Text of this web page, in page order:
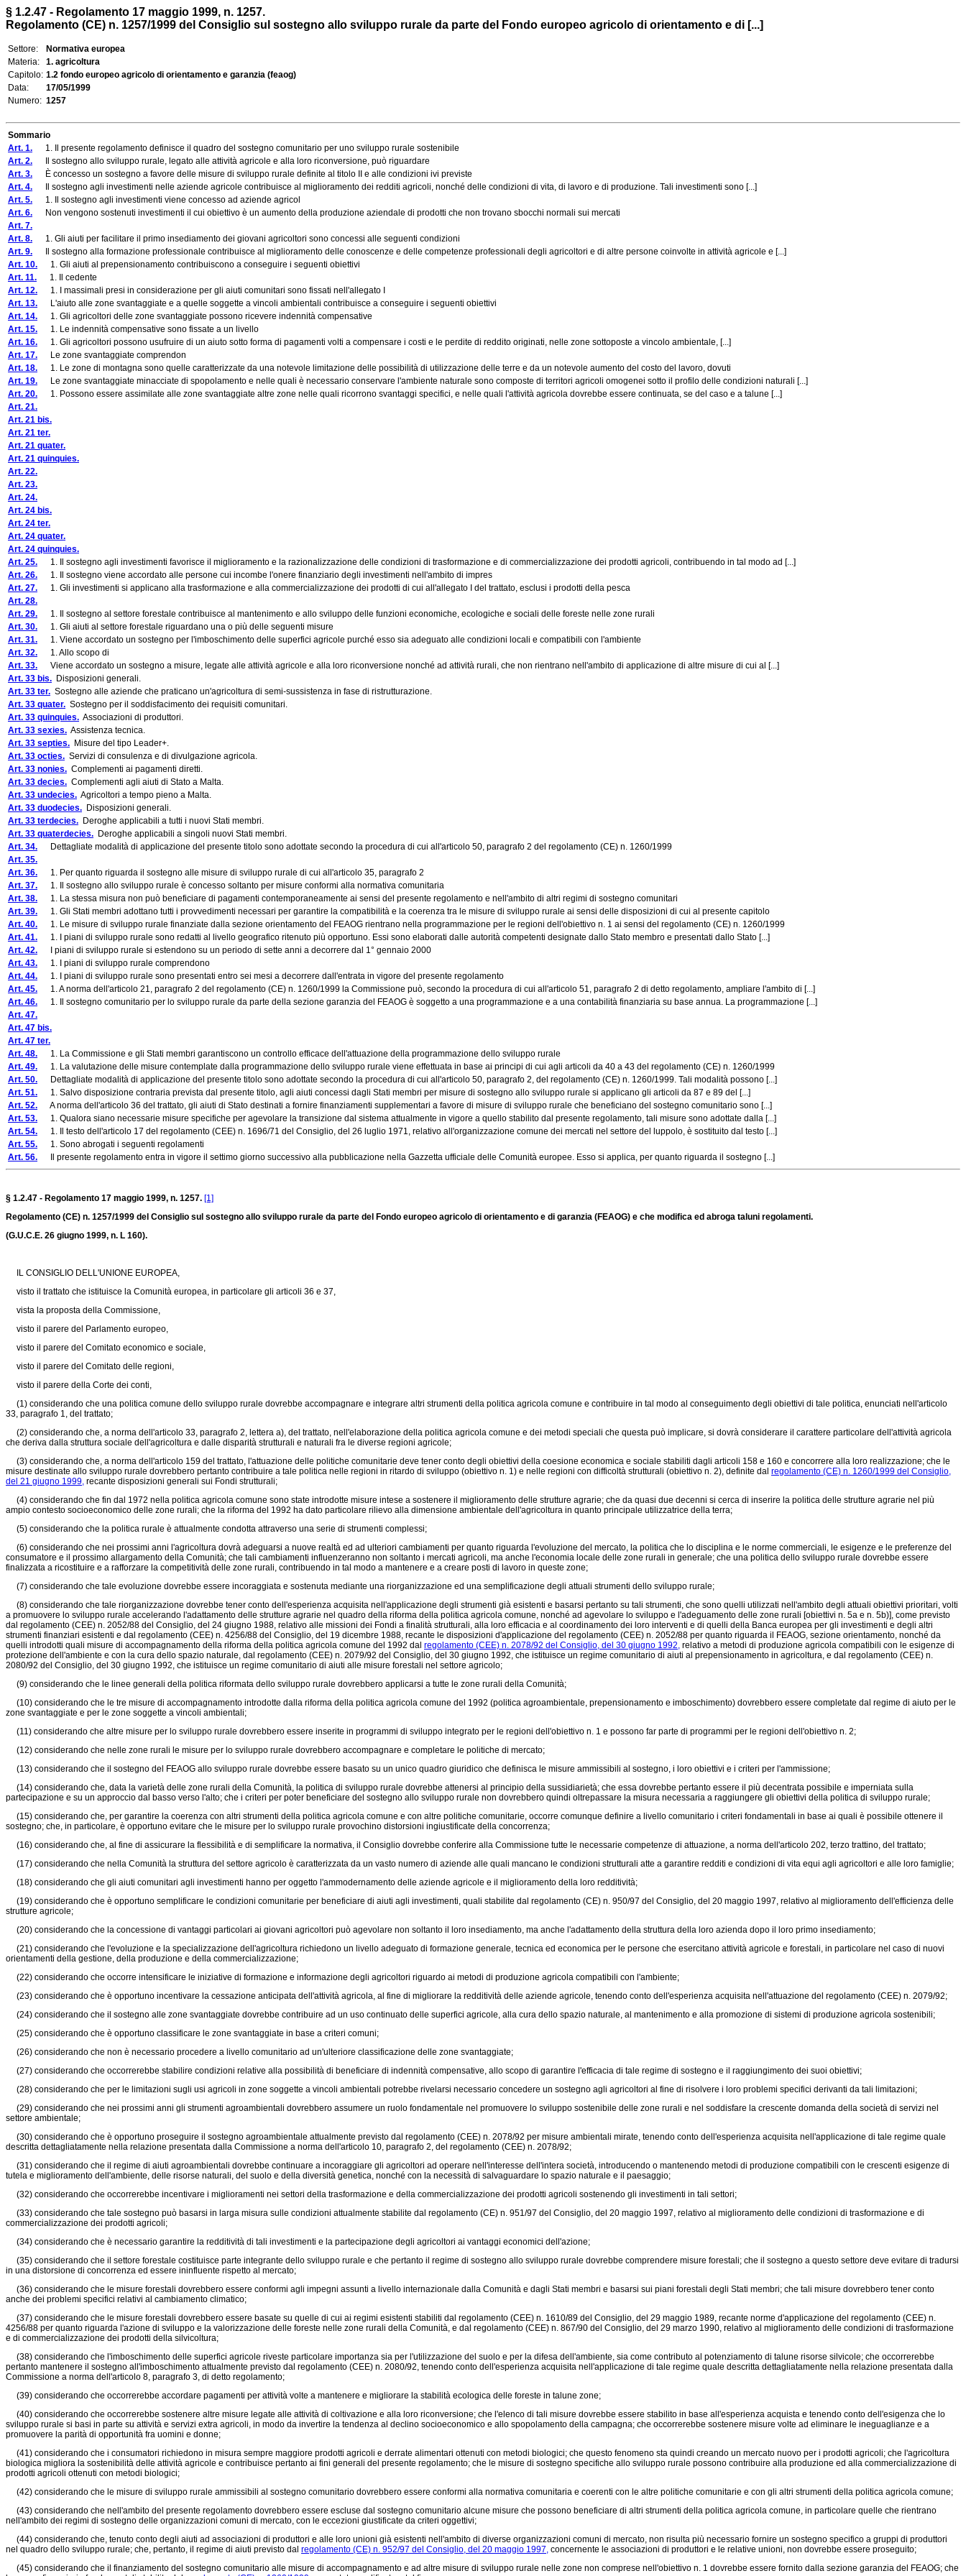
§ 1.2.47 - Regolamento 17 maggio 1999, n. 1257.
Regolamento (CE) n. 1257/1999 del Consiglio sul sostegno allo sviluppo rurale da parte del Fondo europeo agricolo di orientamento e di [...]
Settore:
Normativa europea
Materia:
1. agricoltura
Capitolo: 1.2 fondo europeo agricolo di orientamento e garanzia (feaog)
Data:
17/05/1999
Numero: 1257
Sommario
Art. 1. 1. Il presente regolamento definisce il quadro del sostegno comunitario per uno sviluppo rurale sostenibile
Art. 2. Il sostegno allo sviluppo rurale, legato alle attività agricole e alla loro riconversione, può riguardare
Art. 3. È concesso un sostegno a favore delle misure di sviluppo rurale definite al titolo II e alle condizioni ivi previste
Art. 4. Il sostegno agli investimenti nelle aziende agricole contribuisce al miglioramento dei redditi agricoli, nonché delle condizioni di vita, di lavoro e di produzione. Tali investimenti sono [...]
Art. 5. 1. Il sostegno agli investimenti viene concesso ad aziende agricol
Art. 6. Non vengono sostenuti investimenti il cui obiettivo è un aumento della produzione aziendale di prodotti che non trovano sbocchi normali sui mercati
Art. 7.
Art. 8. 1. Gli aiuti per facilitare il primo insediamento dei giovani agricoltori sono concessi alle seguenti condizioni
Art. 9. Il sostegno alla formazione professionale contribuisce al miglioramento delle conoscenze e delle competenze professionali degli agricoltori e di altre persone coinvolte in attività agricole e [...]
Art. 10. 1. Gli aiuti al prepensionamento contribuiscono a conseguire i seguenti obiettivi
Art. 11. 1. Il cedente
Art. 12. 1. I massimali presi in considerazione per gli aiuti comunitari sono fissati nell'allegato I
Art. 13. L'aiuto alle zone svantaggiate e a quelle soggette a vincoli ambientali contribuisce a conseguire i seguenti obiettivi
Art. 14. 1. Gli agricoltori delle zone svantaggiate possono ricevere indennità compensative
Art. 15. 1. Le indennità compensative sono fissate a un livello
Art. 16. 1. Gli agricoltori possono usufruire di un aiuto sotto forma di pagamenti volti a compensare i costi e le perdite di reddito originati, nelle zone sottoposte a vincolo ambientale, [...]
Art. 17. Le zone svantaggiate comprendon
Art. 18. 1. Le zone di montagna sono quelle caratterizzate da una notevole limitazione delle possibilità di utilizzazione delle terre e da un notevole aumento del costo del lavoro, dovuti
Art. 19. Le zone svantaggiate minacciate di spopolamento e nelle quali è necessario conservare l'ambiente naturale sono composte di territori agricoli omogenei sotto il profilo delle condizioni naturali [...]
Art. 20. 1. Possono essere assimilate alle zone svantaggiate altre zone nelle quali ricorrono svantaggi specifici, e nelle quali l'attività agricola dovrebbe essere continuata, se del caso e a talune [...]
Art. 21.
Art. 21 bis.
Art. 21 ter.
Art. 21 quater.
Art. 21 quinquies.
Art. 22.
Art. 23.
Art. 24.
Art. 24 bis.
Art. 24 ter.
Art. 24 quater.
Art. 24 quinquies.
Art. 25. 1. Il sostegno agli investimenti favorisce il miglioramento e la razionalizzazione delle condizioni di trasformazione e di commercializzazione dei prodotti agricoli, contribuendo in tal modo ad [...]
Art. 26. 1. Il sostegno viene accordato alle persone cui incombe l'onere finanziario degli investimenti nell'ambito di impres
Art. 27. 1. Gli investimenti si applicano alla trasformazione e alla commercializzazione dei prodotti di cui all'allegato I del trattato, esclusi i prodotti della pesca
Art. 28.
Art. 29. 1. Il sostegno al settore forestale contribuisce al mantenimento e allo sviluppo delle funzioni economiche, ecologiche e sociali delle foreste nelle zone rurali
Art. 30. 1. Gli aiuti al settore forestale riguardano una o più delle seguenti misure
Art. 31. 1. Viene accordato un sostegno per l'imboschimento delle superfici agricole purché esso sia adeguato alle condizioni locali e compatibili con l'ambiente
Art. 32. 1. Allo scopo di
Art. 33. Viene accordato un sostegno a misure, legate alle attività agricole e alla loro riconversione nonché ad attività rurali, che non rientrano nell'ambito di applicazione di altre misure di cui al [...]
Art. 33 bis. Disposizioni generali.
Art. 33 ter. Sostegno alle aziende che praticano un'agricoltura di semi-sussistenza in fase di ristrutturazione.
Art. 33 quater. Sostegno per il soddisfacimento dei requisiti comunitari.
Art. 33 quinquies. Associazioni di produttori.
Art. 33 sexies. Assistenza tecnica.
Art. 33 septies. Misure del tipo Leader+.
Art. 33 octies. Servizi di consulenza e di divulgazione agricola.
Art. 33 nonies. Complementi ai pagamenti diretti.
Art. 33 decies. Complementi agli aiuti di Stato a Malta.
Art. 33 undecies. Agricoltori a tempo pieno a Malta.
Art. 33 duodecies. Disposizioni generali.
Art. 33 terdecies. Deroghe applicabili a tutti i nuovi Stati membri.
Art. 33 quaterdecies. Deroghe applicabili a singoli nuovi Stati membri.
Art. 34. Dettagliate modalità di applicazione del presente titolo sono adottate secondo la procedura di cui all'articolo 50, paragrafo 2 del regolamento (CE) n. 1260/1999
Art. 35.
Art. 36. 1. Per quanto riguarda il sostegno alle misure di sviluppo rurale di cui all'articolo 35, paragrafo 2
Art. 37. 1. Il sostegno allo sviluppo rurale è concesso soltanto per misure conformi alla normativa comunitaria
Art. 38. 1. La stessa misura non può beneficiare di pagamenti contemporaneamente ai sensi del presente regolamento e nell'ambito di altri regimi di sostegno comunitari
Art. 39. 1. Gli Stati membri adottano tutti i provvedimenti necessari per garantire la compatibilità e la coerenza tra le misure di sviluppo rurale ai sensi delle disposizioni di cui al presente capitolo
Art. 40. 1. Le misure di sviluppo rurale finanziate dalla sezione orientamento del FEAOG rientrano nella programmazione per le regioni dell'obiettivo n. 1 ai sensi del regolamento (CE) n. 1260/1999
Art. 41. 1. I piani di sviluppo rurale sono redatti al livello geografico ritenuto più opportuno. Essi sono elaborati dalle autorità competenti designate dallo Stato membro e presentati dallo Stato [...]
Art. 42. I piani di sviluppo rurale si estendono su un periodo di sette anni a decorrere dal 1° gennaio 2000
Art. 43. 1. I piani di sviluppo rurale comprendono
Art. 44. 1. I piani di sviluppo rurale sono presentati entro sei mesi a decorrere dall'entrata in vigore del presente regolamento
Art. 45. 1. A norma dell'articolo 21, paragrafo 2 del regolamento (CE) n. 1260/1999 la Commissione può, secondo la procedura di cui all'articolo 51, paragrafo 2 di detto regolamento, ampliare l'ambito di [...]
Art. 46. 1. Il sostegno comunitario per lo sviluppo rurale da parte della sezione garanzia del FEAOG è soggetto a una programmazione e a una contabilità finanziaria su base annua. La programmazione [...]
Art. 47.
Art. 47 bis.
Art. 47 ter.
Art. 48. 1. La Commissione e gli Stati membri garantiscono un controllo efficace dell'attuazione della programmazione dello sviluppo rurale
Art. 49. 1. La valutazione delle misure contemplate dalla programmazione dello sviluppo rurale viene effettuata in base ai principi di cui agli articoli da 40 a 43 del regolamento (CE) n. 1260/1999
Art. 50. Dettagliate modalità di applicazione del presente titolo sono adottate secondo la procedura di cui all'articolo 50, paragrafo 2, del regolamento (CE) n. 1260/1999. Tali modalità possono [...]
Art. 51. 1. Salvo disposizione contraria prevista dal presente titolo, agli aiuti concessi dagli Stati membri per misure di sostegno allo sviluppo rurale si applicano gli articoli da 87 e 89 del [...]
Art. 52. A norma dell'articolo 36 del trattato, gli aiuti di Stato destinati a fornire finanziamenti supplementari a favore di misure di sviluppo rurale che beneficiano del sostegno comunitario sono [...]
Art. 53. 1. Qualora siano necessarie misure specifiche per agevolare la transizione dal sistema attualmente in vigore a quello stabilito dal presente regolamento, tali misure sono adottate dalla [...]
Art. 54. 1. Il testo dell'articolo 17 del regolamento (CEE) n. 1696/71 del Consiglio, del 26 luglio 1971, relativo all'organizzazione comune dei mercati nel settore del luppolo, è sostituito dal testo [...]
Art. 55. 1. Sono abrogati i seguenti regolamenti
Art. 56. Il presente regolamento entra in vigore il settimo giorno successivo alla pubblicazione nella Gazzetta ufficiale delle Comunità europee. Esso si applica, per quanto riguarda il sostegno [...]
§ 1.2.47 - Regolamento 17 maggio 1999, n. 1257. [1]
Regolamento (CE) n. 1257/1999 del Consiglio sul sostegno allo sviluppo rurale da parte del Fondo europeo agricolo di orientamento e di garanzia (FEAOG) e che modifica ed abroga taluni regolamenti.
(G.U.C.E. 26 giugno 1999, n. L 160).
IL CONSIGLIO DELL'UNIONE EUROPEA,
visto il trattato che istituisce la Comunità europea, in particolare gli articoli 36 e 37,
vista la proposta della Commissione,
visto il parere del Parlamento europeo,
visto il parere del Comitato economico e sociale,
visto il parere del Comitato delle regioni,
visto il parere della Corte dei conti,
(1) considerando che una politica comune dello sviluppo rurale dovrebbe accompagnare e integrare altri strumenti della politica agricola comune e contribuire in tal modo al conseguimento degli obiettivi di tale politica, enunciati nell'articolo
33, paragrafo 1, del trattato;
(2) considerando che, a norma dell'articolo 33, paragrafo 2, lettera a), del trattato, nell'elaborazione della politica agricola comune e dei metodi speciali che questa può implicare, si dovrà considerare il carattere particolare dell'attività agricola
che deriva dalla struttura sociale dell'agricoltura e dalle disparità strutturali e naturali fra le diverse regioni agricole;
(3) considerando che, a norma dell'articolo 159 del trattato, l'attuazione delle politiche comunitarie deve tener conto degli obiettivi della coesione economica e sociale stabiliti dagli articoli 158 e 160 e concorrere alla loro realizzazione; che le
misure destinate allo sviluppo rurale dovrebbero pertanto contribuire a tale politica nelle regioni in ritardo di sviluppo (obiettivo n. 1) e nelle regioni con difficoltà strutturali (obiettivo n. 2), definite dal regolamento (CE) n. 1260/1999 del Consiglio,
del 21 giugno 1999, recante disposizioni generali sui Fondi strutturali;
(4) considerando che fin dal 1972 nella politica agricola comune sono state introdotte misure intese a sostenere il miglioramento delle strutture agrarie; che da quasi due decenni si cerca di inserire la politica delle strutture agrarie nel più
ampio contesto socioeconomico delle zone rurali; che la riforma del 1992 ha dato particolare rilievo alla dimensione ambientale dell'agricoltura in quanto principale utilizzatrice della terra;
(5) considerando che la politica rurale è attualmente condotta attraverso una serie di strumenti complessi;
(6) considerando che nei prossimi anni l'agricoltura dovrà adeguarsi a nuove realtà ed ad ulteriori cambiamenti per quanto riguarda l'evoluzione del mercato, la politica che lo disciplina e le norme commerciali, le esigenze e le preferenze del
consumatore e il prossimo allargamento della Comunità; che tali cambiamenti influenzeranno non soltanto i mercati agricoli, ma anche l'economia locale delle zone rurali in generale; che una politica dello sviluppo rurale dovrebbe essere
finalizzata a ricostituire e a rafforzare la competitività delle zone rurali, contribuendo in tal modo a mantenere e a creare posti di lavoro in queste zone;
(7) considerando che tale evoluzione dovrebbe essere incoraggiata e sostenuta mediante una riorganizzazione ed una semplificazione degli attuali strumenti dello sviluppo rurale;
(8) considerando che tale riorganizzazione dovrebbe tener conto dell'esperienza acquisita nell'applicazione degli strumenti già esistenti e basarsi pertanto su tali strumenti, che sono quelli utilizzati nell'ambito degli attuali obiettivi prioritari, volti
a promuovere lo sviluppo rurale accelerando l'adattamento delle strutture agrarie nel quadro della riforma della politica agricola comune, nonché ad agevolare lo sviluppo e l'adeguamento delle zone rurali [obiettivi n. 5a e n. 5b)], come previsto
dal regolamento (CEE) n. 2052/88 del Consiglio, del 24 giugno 1988, relativo alle missioni dei Fondi a finalità strutturali, alla loro efficacia e al coordinamento dei loro interventi e di quelli della Banca europea per gli investimenti e degli altri
strumenti finanziari esistenti e dal regolamento (CEE) n. 4256/88 del Consiglio, del 19 dicembre 1988, recante le disposizioni d'applicazione del regolamento (CEE) n. 2052/88 per quanto riguarda il FEAOG, sezione orientamento, nonché da
quelli introdotti quali misure di accompagnamento della riforma della politica agricola comune del 1992 dal regolamento (CEE) n. 2078/92 del Consiglio, del 30 giugno 1992, relativo a metodi di produzione agricola compatibili con le esigenze di
protezione dell'ambiente e con la cura dello spazio naturale, dal regolamento (CEE) n. 2079/92 del Consiglio, del 30 giugno 1992, che istituisce un regime comunitario di aiuti al prepensionamento in agricoltura, e dal regolamento (CEE) n.
2080/92 del Consiglio, del 30 giugno 1992, che istituisce un regime comunitario di aiuti alle misure forestali nel settore agricolo;
(9) considerando che le linee generali della politica riformata dello sviluppo rurale dovrebbero applicarsi a tutte le zone rurali della Comunità;
(10) considerando che le tre misure di accompagnamento introdotte dalla riforma della politica agricola comune del 1992 (politica agroambientale, prepensionamento e imboschimento) dovrebbero essere completate dal regime di aiuto per le
zone svantaggiate e per le zone soggette a vincoli ambientali;
(11) considerando che altre misure per lo sviluppo rurale dovrebbero essere inserite in programmi di sviluppo integrato per le regioni dell'obiettivo n. 1 e possono far parte di programmi per le regioni dell'obiettivo n. 2;
(12) considerando che nelle zone rurali le misure per lo sviluppo rurale dovrebbero accompagnare e completare le politiche di mercato;
(13) considerando che il sostegno del FEAOG allo sviluppo rurale dovrebbe essere basato su un unico quadro giuridico che definisca le misure ammissibili al sostegno, i loro obiettivi e i criteri per l'ammissione;
(14) considerando che, data la varietà delle zone rurali della Comunità, la politica di sviluppo rurale dovrebbe attenersi al principio della sussidiarietà; che essa dovrebbe pertanto essere il più decentrata possibile e imperniata sulla
partecipazione e su un approccio dal basso verso l'alto; che i criteri per poter beneficiare del sostegno allo sviluppo rurale non dovrebbero quindi oltrepassare la misura necessaria a raggiungere gli obiettivi della politica di sviluppo rurale;
(15) considerando che, per garantire la coerenza con altri strumenti della politica agricola comune e con altre politiche comunitarie, occorre comunque definire a livello comunitario i criteri fondamentali in base ai quali è possibile ottenere il
sostegno; che, in particolare, è opportuno evitare che le misure per lo sviluppo rurale provochino distorsioni ingiustificate della concorrenza;
(16) considerando che, al fine di assicurare la flessibilità e di semplificare la normativa, il Consiglio dovrebbe conferire alla Commissione tutte le necessarie competenze di attuazione, a norma dell'articolo 202, terzo trattino, del trattato;
(17) considerando che nella Comunità la struttura del settore agricolo è caratterizzata da un vasto numero di aziende alle quali mancano le condizioni strutturali atte a garantire redditi e condizioni di vita equi agli agricoltori e alle loro famiglie;
(18) considerando che gli aiuti comunitari agli investimenti hanno per oggetto l'ammodernamento delle aziende agricole e il miglioramento della loro redditività;
(19) considerando che è opportuno semplificare le condizioni comunitarie per beneficiare di aiuti agli investimenti, quali stabilite dal regolamento (CE) n. 950/97 del Consiglio, del 20 maggio 1997, relativo al miglioramento dell'efficienza delle
strutture agricole;
(20) considerando che la concessione di vantaggi particolari ai giovani agricoltori può agevolare non soltanto il loro insediamento, ma anche l'adattamento della struttura della loro azienda dopo il loro primo insediamento;
(21) considerando che l'evoluzione e la specializzazione dell'agricoltura richiedono un livello adeguato di formazione generale, tecnica ed economica per le persone che esercitano attività agricole e forestali, in particolare nel caso di nuovi
orientamenti della gestione, della produzione e della commercializzazione;
(22) considerando che occorre intensificare le iniziative di formazione e informazione degli agricoltori riguardo ai metodi di produzione agricola compatibili con l'ambiente;
(23) considerando che è opportuno incentivare la cessazione anticipata dell'attività agricola, al fine di migliorare la redditività delle aziende agricole, tenendo conto dell'esperienza acquisita nell'attuazione del regolamento (CEE) n. 2079/92;
(24) considerando che il sostegno alle zone svantaggiate dovrebbe contribuire ad un uso continuato delle superfici agricole, alla cura dello spazio naturale, al mantenimento e alla promozione di sistemi di produzione agricola sostenibili;
(25) considerando che è opportuno classificare le zone svantaggiate in base a criteri comuni;
(26) considerando che non è necessario procedere a livello comunitario ad un'ulteriore classificazione delle zone svantaggiate;
(27) considerando che occorrerebbe stabilire condizioni relative alla possibilità di beneficiare di indennità compensative, allo scopo di garantire l'efficacia di tale regime di sostegno e il raggiungimento dei suoi obiettivi;
(28) considerando che per le limitazioni sugli usi agricoli in zone soggette a vincoli ambientali potrebbe rivelarsi necessario concedere un sostegno agli agricoltori al fine di risolvere i loro problemi specifici derivanti da tali limitazioni;
(29) considerando che nei prossimi anni gli strumenti agroambientali dovrebbero assumere un ruolo fondamentale nel promuovere lo sviluppo sostenibile delle zone rurali e nel soddisfare la crescente domanda della società di servizi nel
settore ambientale;
(30) considerando che è opportuno proseguire il sostegno agroambientale attualmente previsto dal regolamento (CEE) n. 2078/92 per misure ambientali mirate, tenendo conto dell'esperienza acquisita nell'applicazione di tale regime quale
descritta dettagliatamente nella relazione presentata dalla Commissione a norma dell'articolo 10, paragrafo 2, del regolamento (CEE) n. 2078/92;
(31) considerando che il regime di aiuti agroambientali dovrebbe continuare a incoraggiare gli agricoltori ad operare nell'interesse dell'intera società, introducendo o mantenendo metodi di produzione compatibili con le crescenti esigenze di
tutela e miglioramento dell'ambiente, delle risorse naturali, del suolo e della diversità genetica, nonché con la necessità di salvaguardare lo spazio naturale e il paesaggio;
(32) considerando che occorrerebbe incentivare i miglioramenti nei settori della trasformazione e della commercializzazione dei prodotti agricoli sostenendo gli investimenti in tali settori;
(33) considerando che tale sostegno può basarsi in larga misura sulle condizioni attualmente stabilite dal regolamento (CE) n. 951/97 del Consiglio, del 20 maggio 1997, relativo al miglioramento delle condizioni di trasformazione e di
commercializzazione dei prodotti agricoli;
(34) considerando che è necessario garantire la redditività di tali investimenti e la partecipazione degli agricoltori ai vantaggi economici dell'azione;
(35) considerando che il settore forestale costituisce parte integrante dello sviluppo rurale e che pertanto il regime di sostegno allo sviluppo rurale dovrebbe comprendere misure forestali; che il sostegno a questo settore deve evitare di tradursi
in una distorsione di concorrenza ed essere ininfluente rispetto al mercato;
(36) considerando che le misure forestali dovrebbero essere conformi agli impegni assunti a livello internazionale dalla Comunità e dagli Stati membri e basarsi sui piani forestali degli Stati membri; che tali misure dovrebbero tener conto
anche dei problemi specifici relativi al cambiamento climatico;
(37) considerando che le misure forestali dovrebbero essere basate su quelle di cui ai regimi esistenti stabiliti dal regolamento (CEE) n. 1610/89 del Consiglio, del 29 maggio 1989, recante norme d'applicazione del regolamento (CEE) n.
4256/88 per quanto riguarda l'azione di sviluppo e la valorizzazione delle foreste nelle zone rurali della Comunità, e dal regolamento (CEE) n. 867/90 del Consiglio, del 29 marzo 1990, relativo al miglioramento delle condizioni di trasformazione
e di commercializzazione dei prodotti della silvicoltura;
(38) considerando che l'imboschimento delle superfici agricole riveste particolare importanza sia per l'utilizzazione del suolo e per la difesa dell'ambiente, sia come contributo al potenziamento di talune risorse silvicole; che occorrerebbe
pertanto mantenere il sostegno all'imboschimento attualmente previsto dal regolamento (CEE) n. 2080/92, tenendo conto dell'esperienza acquisita nell'applicazione di tale regime quale descritta dettagliatamente nella relazione presentata dalla
Commissione a norma dell'articolo 8, paragrafo 3, di detto regolamento;
(39) considerando che occorrerebbe accordare pagamenti per attività volte a mantenere e migliorare la stabilità ecologica delle foreste in talune zone;
(40) considerando che occorrerebbe sostenere altre misure legate alle attività di coltivazione e alla loro riconversione; che l'elenco di tali misure dovrebbe essere stabilito in base all'esperienza acquista e tenendo conto dell'esigenza che lo
sviluppo rurale si basi in parte su attività e servizi extra agricoli, in modo da invertire la tendenza al declino socioeconomico e allo spopolamento della campagna; che occorrerebbe sostenere misure volte ad eliminare le ineguaglianze e a
promuovere la parità di opportunità fra uomini e donne;
(41) considerando che i consumatori richiedono in misura sempre maggiore prodotti agricoli e derrate alimentari ottenuti con metodi biologici; che questo fenomeno sta quindi creando un mercato nuovo per i prodotti agricoli; che l'agricoltura
biologica migliora la sostenibilità delle attività agricole e contribuisce pertanto ai fini generali del presente regolamento; che le misure di sostegno specifiche allo sviluppo rurale possono contribuire alla produzione ed alla commercializzazione di
prodotti agricoli ottenuti con metodi biologici;
(42) considerando che le misure di sviluppo rurale ammissibili al sostegno comunitario dovrebbero essere conformi alla normativa comunitaria e coerenti con le altre politiche comunitarie e con gli altri strumenti della politica agricola comune;
(43) considerando che nell'ambito del presente regolamento dovrebbero essere escluse dal sostegno comunitario alcune misure che possono beneficiare di altri strumenti della politica agricola comune, in particolare quelle che rientrano
nell'ambito dei regimi di sostegno delle organizzazioni comuni di mercato, con le eccezioni giustificate da criteri oggettivi;
(44) considerando che, tenuto conto degli aiuti ad associazioni di produttori e alle loro unioni già esistenti nell'ambito di diverse organizzazioni comuni di mercato, non risulta più necessario fornire un sostegno specifico a gruppi di produttori
nel quadro dello sviluppo rurale; che, pertanto, il regime di aiuti previsto dal regolamento (CE) n. 952/97 del Consiglio, del 20 maggio 1997, concernente le associazioni di produttori e le relative unioni, non dovrebbe essere proseguito;
(45) considerando che il finanziamento del sostegno comunitario alle misure di accompagnamento e ad altre misure di sviluppo rurale nelle zone non comprese nell'obiettivo n. 1 dovrebbe essere fornito dalla sezione garanzia del FEAOG; che